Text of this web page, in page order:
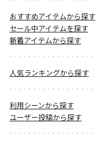
おすすめアイテムから探す
セール中アイテムを探す
新着アイテムから探す
人気ランキングから探す
利用シーンから探す
ユーザー投稿から探す